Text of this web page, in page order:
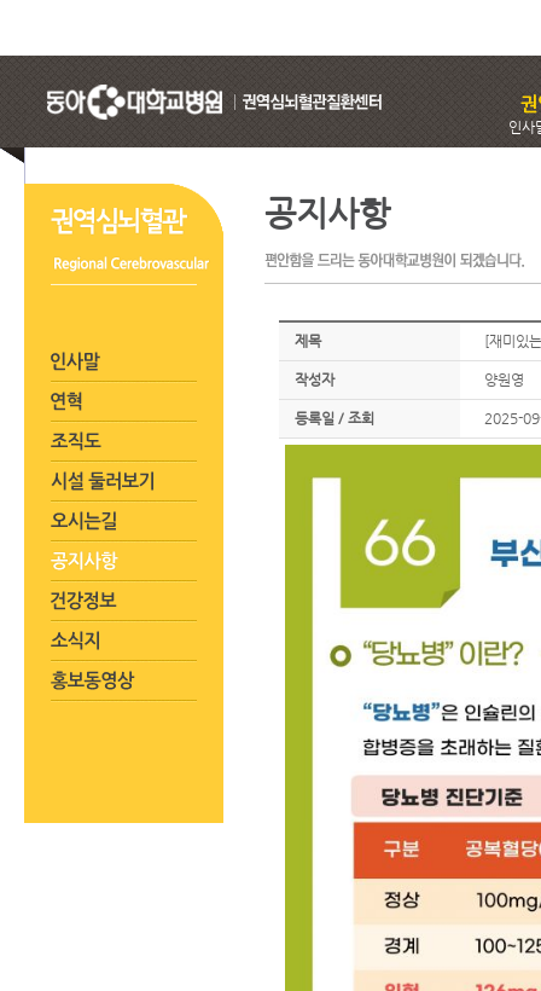
인사
공지사항
제목 [재미있
작성자 양원영
등록일 / 조회 2025-